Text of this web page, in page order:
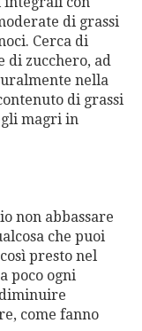
di grassi
Cerca di
di zucchero, ad
nella
di grassi
magri in
non abbassare
che puoi
presto nel
poco ogni
come fanno